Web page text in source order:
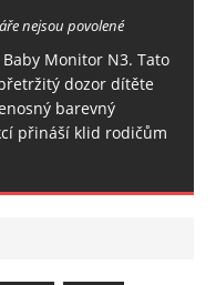
nejsou povolené
Baby Monitor N3. Tato
dozor dítěte
barevný
přináší klid rodičům